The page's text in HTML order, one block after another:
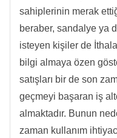
sahiplerinin merak
beraber, sandalye ya
isteyen kişiler de
bilgi almaya özen
satışları bir de son
geçmeyi başaran iş
almaktadır. Bunun
zaman kullanım